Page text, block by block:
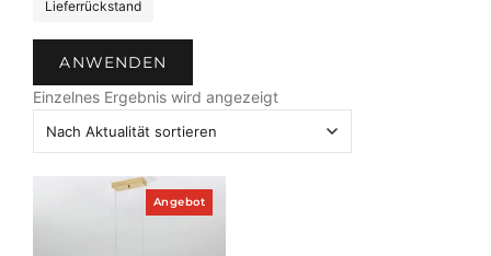
u
Lieferrückstand
ANWENDEN
Einzelnes Ergebnis wird angezeigt
AngebotP
r